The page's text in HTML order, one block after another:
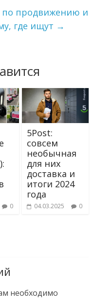
по продвижению и
где ищут →
0
5Post:
совсем
необычная
для них
доставка и
итоги 2024
года
04.03.2025 0
необходимо